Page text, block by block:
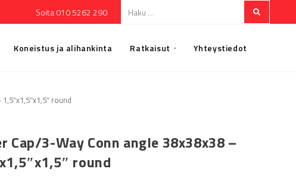
Soita 010 5262 290
Koneistus ja alihankinta Ratkaisut Yhteystiedot
round
Cap/3-Way Conn angle 38x38x38 –
round